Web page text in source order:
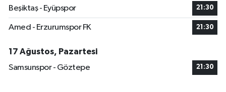
Beşiktaş - Eyüpspor 21:30
Amed - Erzurumspor FK 21:30
17 Ağustos, Pazartesi
Samsunspor - Göztepe
21:30